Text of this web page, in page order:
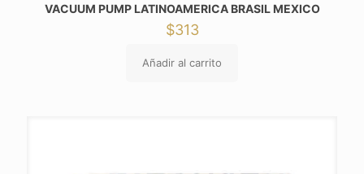
VACUUM PUMP LATINOAMERICA BRASIL MEXICO
$313
Añadir al carrito